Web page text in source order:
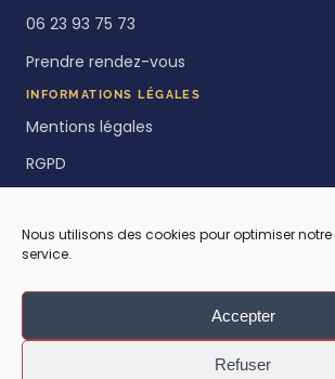
Nous utilisons des cookies pour optimiser notre
service.
Accepter
Refuser
06 23 93 75 73
Prendre rendez-vous
INFORMATIONS LÉGALES
Mentions légales
RGPD